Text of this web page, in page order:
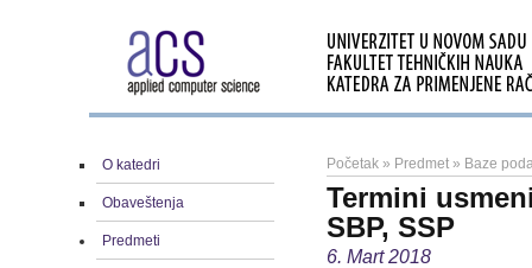
O katedri
Obaveštenja
Predmeti
Početak » Predmet » Baze
Termini
SBP, SSP
6. Mart 2018